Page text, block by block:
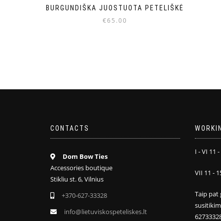
BURGUNDIŠKA JUOSTUOTA PETELIŠKĖ
€65.00
CONTACTS
Dom Bow Ties
Accessories boutique
Stikliu st. 6, Vilnius
+370-627-33328
info@lietuviskospeteliskes.lt
I - VI 11
VII 11 -
Taip pat